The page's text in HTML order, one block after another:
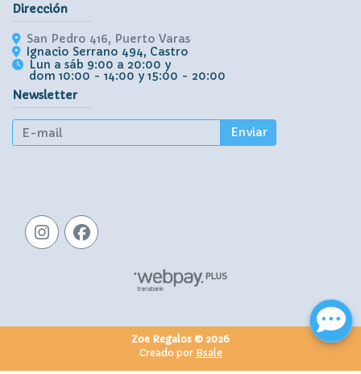
Dirección
San Pedro 416, Puerto Varas
Ignacio Serrano 494, Castro
Lun a sáb 9:00 a 20:00 y
dom 10:00 - 14:00 y 15:00 - 20:00
Newsletter
Enviar
Zoe Regalos © 2026
Creado por Bsale